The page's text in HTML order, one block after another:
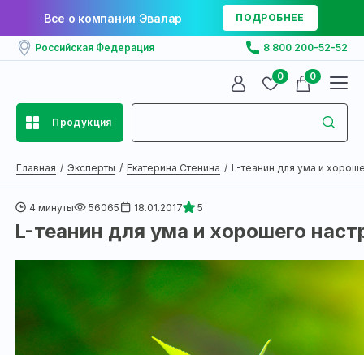
Все о компании Эвалар ПОДРОБНЕЕ
Российская Федерация 8 800 200-52-52
0 0
Продукция
Главная Эксперты Екатерина Стенина L-теанин для ума и
4 минуты 56065 18.01.2017 5
L-теанин для ума и хорошего